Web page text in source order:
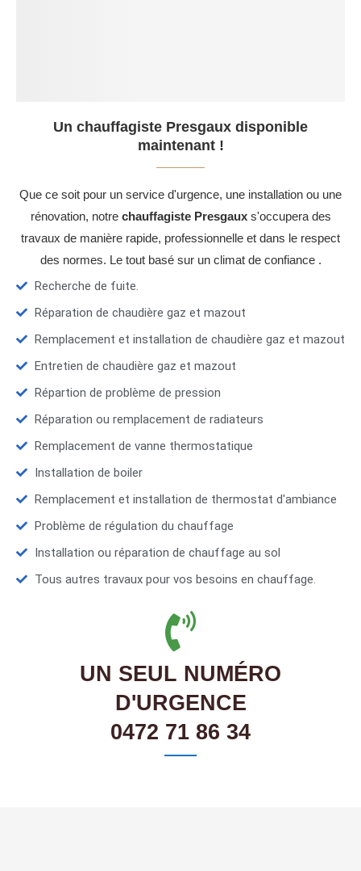
Un chauffagiste Presgaux disponible
maintenant !
Que ce soit pour un service d'urgence, une installation ou une
rénovation, notre chauffagiste Presgauxs'occupera des
travaux de manière rapide, professionnelle et dans le respect
des normes. Le tout basé sur un climat de confiance .
Recherche de fuite.
Réparation de chaudière gaz et mazout
Remplacement et installation de chaudière gaz et mazout
Entretien de chaudière gaz et mazout
Répartion de problème de pression
Réparation ou remplacement de radiateurs
Remplacement de vanne thermostatique
Installation de boiler
Remplacement et installation de thermostat d'ambiance
Problème de régulation du chauffage
Installation ou réparation de chauffage au sol
Tous autres travaux pour vos besoins en chauffage.
UN SEUL NUMÉRO
D'URGENCE
0472 71 86 34